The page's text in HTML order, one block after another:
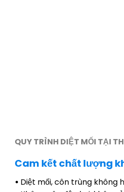
QUY TRÌNH DIỆT MỐI TẠI
Cam kết chất lượng
• Diệt mối, côn trùng không